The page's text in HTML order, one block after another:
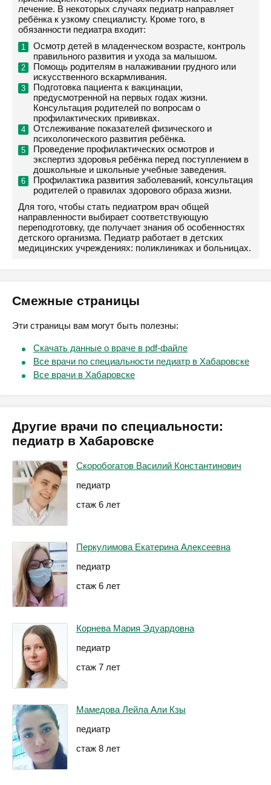
лечение. В некоторых случаях педиатр направляет
ребёнка к узкому специалисту. Кроме того, в
обязанности педиатра входит:
Осмотр детей в младенческом возрасте, контроль
правильного развития и ухода за малышом.
Помощь родителям в налаживании грудного или
искусственного вскармливания.
Подготовка пациента к вакцинации,
предусмотренной на первых годах жизни.
Консультация родителей по вопросам о
профилактических прививках.
Отслеживание показателей физического и
психологического развития ребёнка.
Проведение профилактических осмотров и
экспертиз здоровья ребёнка перед поступлением в
дошкольные и школьные учебные заведения.
Профилактика развития заболеваний, консультация
родителей о правилах здорового образа жизни.
Для того, чтобы стать педиатром врач общей
направленности выбирает соответствующую
переподготовку, где получает знания об особенностях
детского организма. Педиатр работает в детских
медицинских учреждениях: поликлиниках и больницах.
Смежные страницы
Эти страницы вам могут быть полезны:
Скачать данные о враче в pdf-файле
Все врачи по специальности педиатр в Хабаровске
Все врачи в Хабаровске
Другие врачи по специальности:
педиатр в Хабаровске
Скоробогатов Василий Константинович
педиатр
стаж 6 лет
Перкулимова Екатерина Алексеевна
педиатр
стаж 6 лет
Корнева Мария Эдуардовна
педиатр
стаж 7 лет
Мамедова Лейла Али Кзы
педиатр
стаж 8 лет